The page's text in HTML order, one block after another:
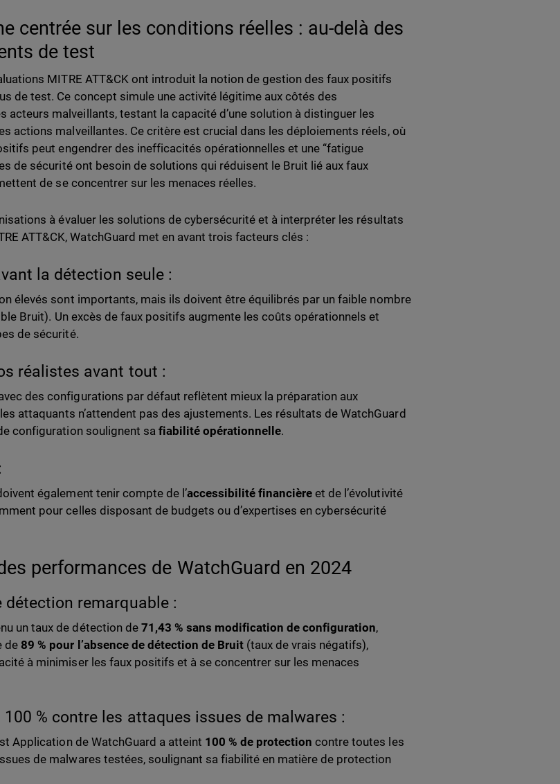
centrée sur les conditions réelles : au-delà des
de test
MITRE ATT&CK ont introduit la notion de gestion des faux positifs
de test. Ce concept simule une activité légitime aux côtés des
acteurs malveillants, testant la capacité d’une solution à distinguer les
actions malveillantes. Ce critère est crucial dans les déploiements réels, où
peut engendrer des inefficacités opérationnelles et une “fatigue
de sécurité ont besoin de solutions qui réduisent le Bruit lié aux faux
de se concentrer sur les menaces réelles.
à évaluer les solutions de cybersécurité et à interpréter les résultats
ATT&CK, WatchGuard met en avant trois facteurs clés :
la détection seule :
élevés sont importants, mais ils doivent être équilibrés par un faible nombre
Bruit). Un excès de faux positifs augmente les coûts opérationnels et
de sécurité.
réalistes avant tout :
des configurations par défaut reflètent mieux la préparation aux
attaquants n’attendent pas des ajustements. Les résultats de WatchGuard
configuration soulignent safiabilité opérationnelle.
également tenir compte de l’accessibilité financière et de l’évolutivité
pour celles disposant de budgets ou d’expertises en cybersécurité
performances de WatchGuard en 2024
détection remarquable :
un taux de détection de 71,43 % sans modification de configuration,
de 89 % pour l’absence de détection de Bruit (taux de vrais négatifs),
à minimiser les faux positifs et à se concentrer sur les menaces
% contre les attaques issues de malwares :
Application de WatchGuard a atteint 100 % de protection contre toutes les
de malwares testées, soulignant sa fiabilité en matière de protection